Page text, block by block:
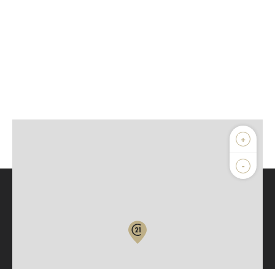
+
-